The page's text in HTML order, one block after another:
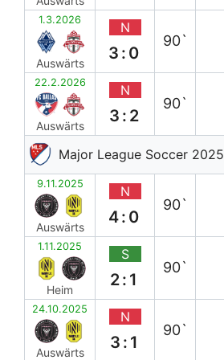
1.3.2026
Auswärts
N
3:0
90`
22.2.2026
Auswärts
N
3:2
90`
Major League Soccer 2025
9.11.2025
Auswärts
N
4:0
90`
1.11.2025
Heim
S
2:1
90`
24.10.2025
Auswärts
N
3:1
90`